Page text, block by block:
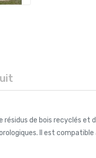
résidus de bois recyclés
Il est